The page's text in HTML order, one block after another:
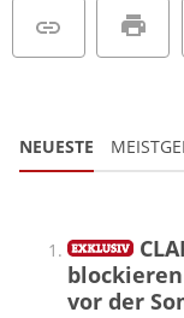
NEUESTE
vor der